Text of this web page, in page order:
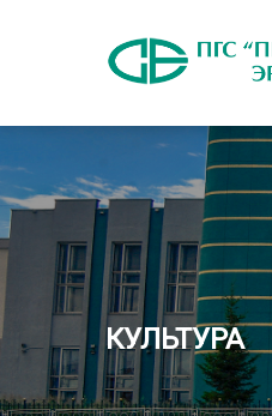
КУЛЬТУРА